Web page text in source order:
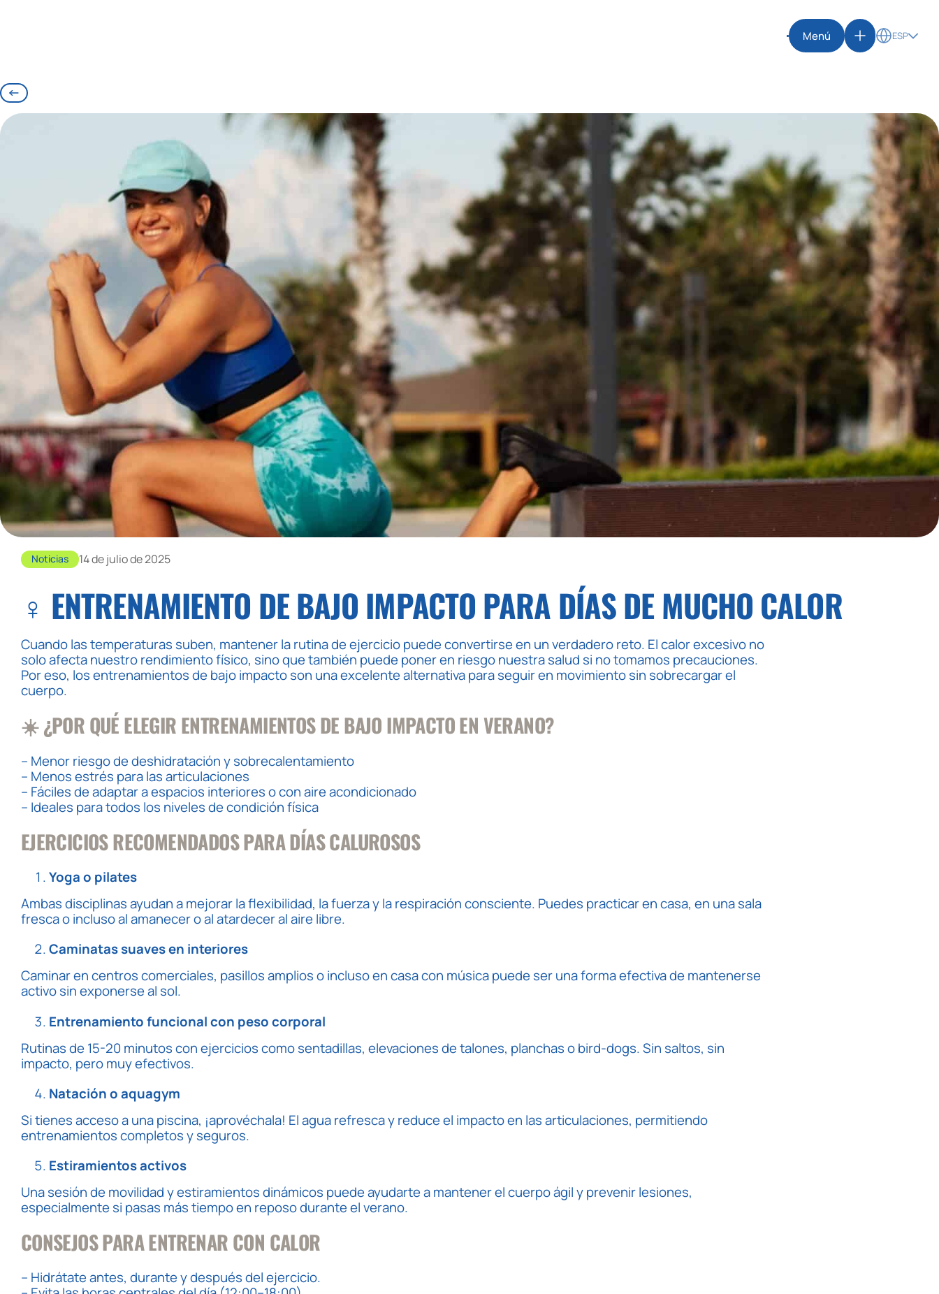
Menú ESP
Noticias 14 de julio de 2025
‍♀️ ENTRENAMIENTO DE BAJO IMPACTO PARA DÍAS DE MUCHO CALOR
Cuando las temperaturas suben, mantener la rutina de ejercicio puede convertirse en un verdadero reto. El calor excesivo no
solo afecta nuestro rendimiento físico, sino que también puede poner en riesgo nuestra salud si no tomamos precauciones.
Por eso, los entrenamientos de bajo impacto son una excelente alternativa para seguir en movimiento sin sobrecargar el
cuerpo.
☀️¿POR QUÉ ELEGIR ENTRENAMIENTOS DE BAJO IMPACTO EN VERANO?
– Menor riesgo de deshidratación y sobrecalentamiento
– Menos estrés para las articulaciones
– Fáciles de adaptar a espacios interiores o con aire acondicionado
– Ideales para todos los niveles de condición física
EJERCICIOS RECOMENDADOS PARA DÍAS CALUROSOS
Yoga o pilates
Ambas disciplinas ayudan a mejorar la flexibilidad, la fuerza y la respiración consciente. Puedes practicar en casa, en una sala
fresca o incluso al amanecer o al atardecer al aire libre.
Caminatas suaves en interiores
Caminar en centros comerciales, pasillos amplios o incluso en casa con música puede ser una forma efectiva de mantenerse
activo sin exponerse al sol.
Entrenamiento funcional con peso corporal
Rutinas de 15-20 minutos con ejercicios como sentadillas, elevaciones de talones, planchas obird-dogs. Sin saltos, sin
impacto, pero muy efectivos.
Natación o aquagym
Si tienes acceso a una piscina, ¡aprovéchala! El agua refresca y reduce el impacto en las articulaciones, permitiendo
entrenamientos completos y seguros.
Estiramientos activos
Una sesión de movilidad y estiramientos dinámicos puede ayudarte a mantener el cuerpo ágil y prevenir lesiones,
especialmente si pasas más tiempo en reposo durante el verano.
CONSEJOS PARA ENTRENAR CON CALOR
– Hidrátate antes, durante y después del ejercicio.